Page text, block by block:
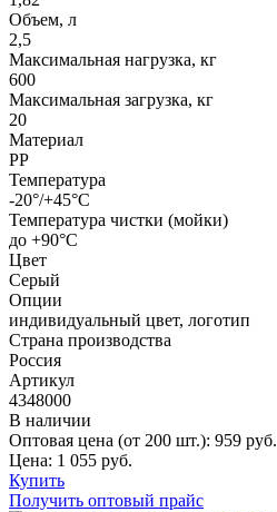
Объем, л
2,5
Максимальная нагрузка, кг
600
Максимальная загрузка, кг
20
Материал
PP
Температура
-20°/+45°С
Температура чистки (мойки)
до +90°C
Цвет
Серый
Опции
индивидуальный цвет, логотип
Страна производства
Россия
Артикул
4348000
В наличии
Оптовая цена (от 200 шт.): 959 руб.
Цена: 1 055 руб.
Купить
Получить оптовый прайс